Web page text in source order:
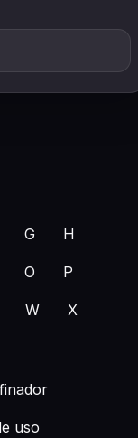
G H
O P
W X
uso